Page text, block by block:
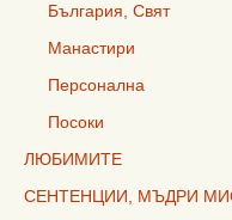
България, Свят
Манастири
Персонална
Посоки
ЛЮБИМИТЕ
СЕНТЕНЦИИ, МЪДРИ